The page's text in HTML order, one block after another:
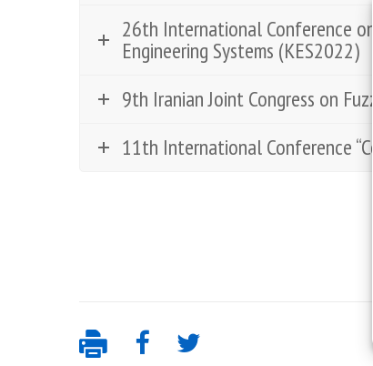
26th International Conference
Engineering Systems (KES2022)
9th Iranian Joint Congress on
11th International Conference